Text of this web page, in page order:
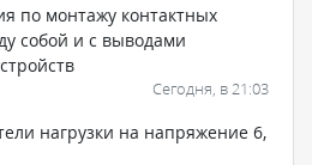
по монтажу контактных
собой и с выводами
Сегодня, в 21:03
нагрузки на напряжение 6,